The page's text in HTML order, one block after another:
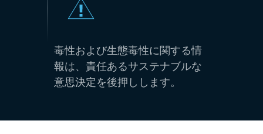
毒性および生態毒性に関する情
報は、責任あるサステナブルな
意思決定を後押しします。